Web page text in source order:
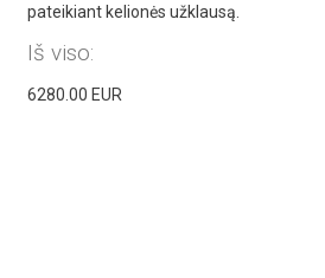
pateikiant kelionės užklausą.
Iš viso:
6280.00 EUR